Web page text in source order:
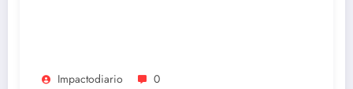
Impactodiario 0